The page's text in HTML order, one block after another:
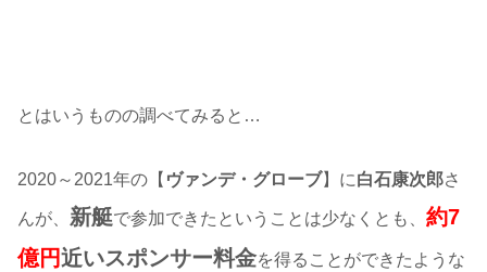
とはいうものの調べてみると…
2020～2021年の【 ヴァンデ・グローブ】に白石康次郎さ
んが、 新艇で参加できたということは少なくとも、 約7
億円近いスポンサー料金を得ることができたような